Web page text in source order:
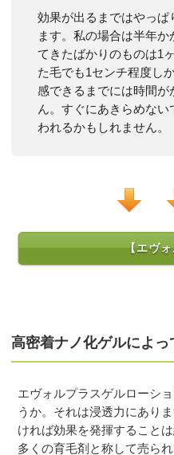
効果が出るまではやっぱ
ます。私の場合は半年か
てきたばかりのものは1
た毛でも1センチ程度し
感できるまでには時間
ん。すぐにあきらめな
われるかもしれません。
【エヴ
高密着ナノ化ゲルによ
エヴォルプラスゲルローシ
うか。それは浸透力にあり
ければ効果を発揮すること
多くの育毛剤と称して売ら